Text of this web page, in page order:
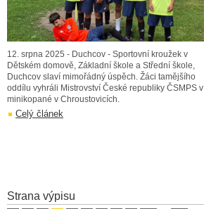
12. srpna 2025 - Duchcov - Sportovní kroužek v
Dětském domově, Základní škole a Střední škole,
Duchcov slaví mimořádný úspěch. Žáci tamějšího
oddílu vyhráli Mistrovství České republiky ČSMPS v
minikopané v Chroustovicích.
Celý článek
Strana výpisu